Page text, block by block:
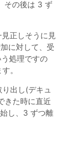
その後は 3 ず
正しそうに見
に対して、受
処理ですの
。
出し(デキュ
きた時に直近
し、3 ずつ離